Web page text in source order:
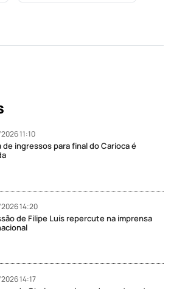
11:10
de ingressos para final do Carioca é
14:20
de Filipe Luís repercute na imprensa
14:17